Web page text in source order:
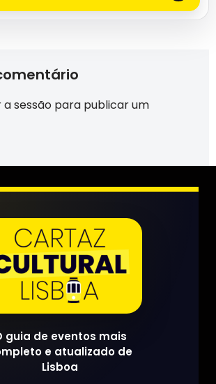
a sessão para publicar um
guia de eventos mais
e atualizado de
Lisboa